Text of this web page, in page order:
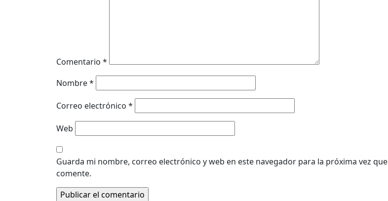
Comentario *
Nombre*
Correo electrónico *
Web
Guarda mi nombre, correo electrónico y web en este navegador para la próxima vez que
comente.